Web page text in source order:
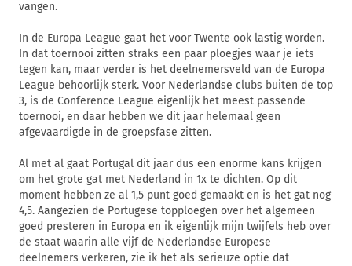
vangen.
In de Europa League gaat het voor Twente ook lastig worden.
In dat toernooi zitten straks een paar ploegjes waar je iets
tegen kan, maar verder is het deelnemersveld van de Europa
League behoorlijk sterk. Voor Nederlandse clubs buiten de top
3, is de Conference League eigenlijk het meest passende
toernooi, en daar hebben we dit jaar helemaal geen
afgevaardigde in de groepsfase zitten.
Al met al gaat Portugal dit jaar dus een enorme kans krijgen
om het grote gat met Nederland in 1x te dichten. Op dit
moment hebben ze al 1,5 punt goed gemaakt en is het gat nog
4,5. Aangezien de Portugese topploegen over het algemeen
goed presteren in Europa en ik eigenlijk mijn twijfels heb over
de staat waarin alle vijf de Nederlandse Europese
deelnemers verkeren, zie ik het als serieuze optie dat